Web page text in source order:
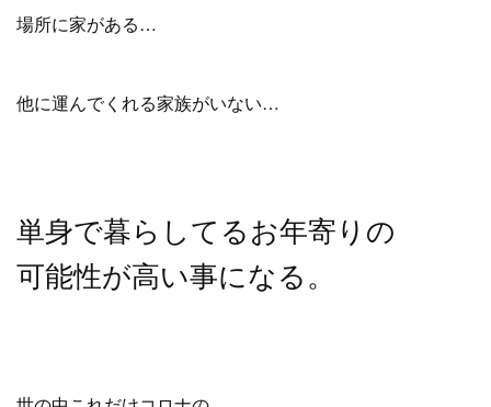
場所に家がある…
他に運んでくれる家族がいない…
単身で暮らしてるお年寄りの
可能性が高い事になる。